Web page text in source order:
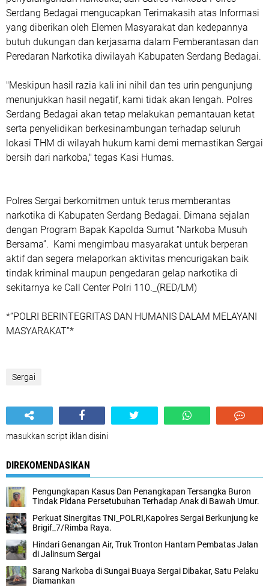
Serdang Bedagai mengucapkan Terimakasih atas Informasi
yang diberikan oleh Elemen Masyarakat dan kedepannya
butuh dukungan dan kerjasama dalam Pemberantasan dan
Peredaran Narkotika diwilayah Kabupaten Serdang Bedagai.
"Meskipun hasil razia kali ini nihil dan tes urin pengunjung
menunjukkan hasil negatif, kami tidak akan lengah. Polres
Serdang Bedagai akan tetap melakukan pemantauan ketat
serta penyelidikan berkesinambungan terhadap seluruh
lokasi THM di wilayah hukum kami demi memastikan Sergai
bersih dari narkoba," tegas Kasi Humas.
Polres Sergai berkomitmen untuk terus memberantas
narkotika di Kabupaten Serdang Bedagai. Dimana sejalan
dengan Program Bapak Kapolda Sumut “Narkoba Musuh
Bersama”. Kami mengimbau masyarakat untuk berperan
aktif dan segera melaporkan aktivitas mencurigakan baik
tindak kriminal maupun pengedaran gelap narkotika di
sekitarnya ke Call Center Polri 110._(RED/LM)
*“POLRI BERINTEGRITAS DAN HUMANIS DALAM MELAYANI
MASYARAKAT”*
Sergai
masukkan script iklan disini
DIREKOMENDASIKAN
Pengungkapan Kasus Dan Penangkapan Tersangka Buron
Tindak Pidana Persetubuhan Terhadap Anak di Bawah Umur.
Perkuat Sinergitas TNI_POLRI,Kapolres Sergai Berkunjung ke
Brigif_7/Rimba Raya.
Hindari Genangan Air, Truk Tronton Hantam Pembatas Jalan
di Jalinsum Sergai
Sarang Narkoba di Sungai Buaya Sergai Dibakar, Satu Pelaku
Diamankan